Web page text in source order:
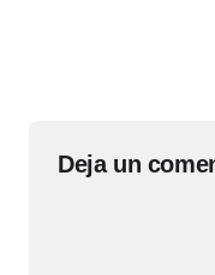
Deja un